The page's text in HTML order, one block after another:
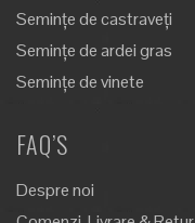
Semințe de castraveți
Semințe de ardei gras
Semințe de vinete
FAQ’S
Despre noi